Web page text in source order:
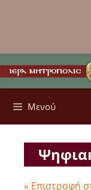
Μενού
« Επιστροφή